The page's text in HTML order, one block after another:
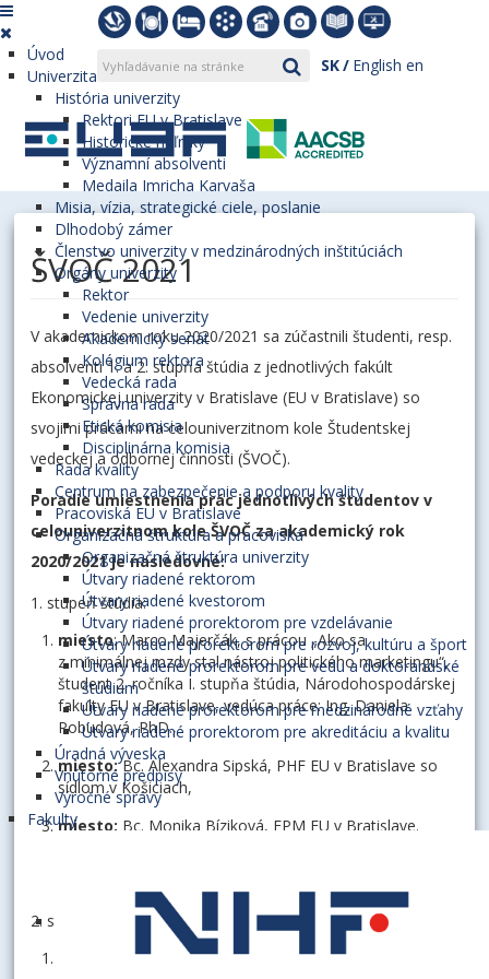
SK English en
Úvod
Univerzita
História univerzity
Rektori EU v Bratislave
Historické míľniky
Významní absolventi
Medaila Imricha Karvaša
Misia, vízia, strategické ciele, poslanie
Dlhodobý zámer
Členstvo univerzity v medzinárodných inštitúciách
Orgány univerzity
Rektor
Vedenie univerzity
Akademický senát
Kolégium rektora
Vedecká rada
Správna rada
Etická komisia
Disciplinárna komisia
Rada kvality
Centrum na zabezpečenie a podporu kvality
Pracoviská EU v Bratislave
Organizačná štruktúra a pracoviská
Organizačná štruktúra univerzity
Útvary riadené rektorom
Útvary riadené kvestorom
Útvary riadené prorektorom pre vzdelávanie
Útvary riadené prorektorom pre rozvoj, kultúru a šport
Útvary riadené prorektorom pre vedu a doktorandské
štúdium
Útvary riadené prorektorom pre medzinárodné vzťahy
Útvary riadené prorektorom pre akreditáciu a kvalitu
Úradná výveska
Vnútorné predpisy
Výročné správy
Fakulty
ŠVOČ 2021
V akademickom roku 2020/2021 sa zúčastnili študenti, resp.
absolventi 1. a 2. stupňa štúdia z jednotlivých fakúlt
Ekonomickej univerzity v Bratislave (EU v Bratislave) so
svojimi prácami na celouniverzitnom kole Študentskej
vedeckej a odbornej činnosti (ŠVOČ).
Poradie umiestnenia prác jednotlivých študentov v
celouniverzitnom kole ŠVOČ za akademický rok
2020/2021 je nasledovné:
1. stupeň štúdia:
miesto: Marco Majerčák, s prácou „Ako sa
z minimálnej mzdy stal nástroj politického marketingu“,
študent 2. ročníka I. stupňa štúdia, Národohospodárskej
fakulty EU v Bratislave, vedúca práce: Ing. Daniela
Pobudová, PhD.,
miesto:Bc. Alexandra Sipská, PHF EU v Bratislave so
sídlom v Košiciach,
miesto: Bc. Monika Bíziková, FPM EU v Bratislave.
2. stupeň štúdia:
Ing. Jana Vavrincová, s prácou „Sociálne